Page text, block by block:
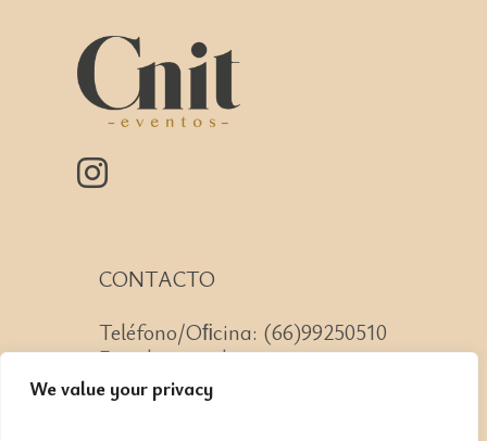
We value your privacy
CONTACTO
Teléfono/Oﬁcina: (66)99250510
Email: mazatlan@cnit.mx